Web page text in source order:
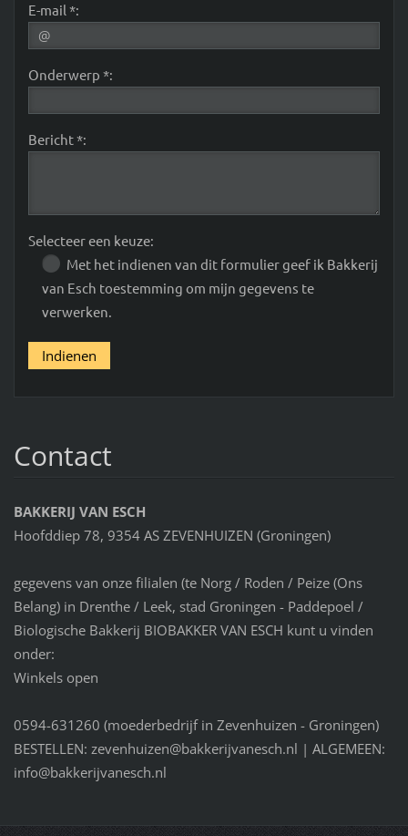
E-mail *:
Onderwerp *:
Bericht *:
Selecteer een keuze:
Met het indienen van dit formulier geef ik Bakkerij
van Esch toestemming om mijn gegevens te
verwerken.
Contact
BAKKERIJ VAN ESCH
Hoofddiep 78, 9354 AS ZEVENHUIZEN (Groningen)
gegevens van onze filialen (te Norg / Roden / Peize (Ons
Belang) in Drenthe / Leek, stad Groningen - Paddepoel /
Biologische Bakkerij BIOBAKKER VAN ESCH kunt u vinden
onder:
Winkels open
0594-631260 (moederbedrijf in Zevenhuizen - Groningen)
BESTELLEN: zevenhuizen@bakkerijvanesch.nl | ALGEMEEN:
info@bakkerijvanesch.nl